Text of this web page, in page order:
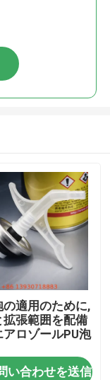
の適用のために,
拡張範囲を配備
アロゾールPU泡
い合わせを送信